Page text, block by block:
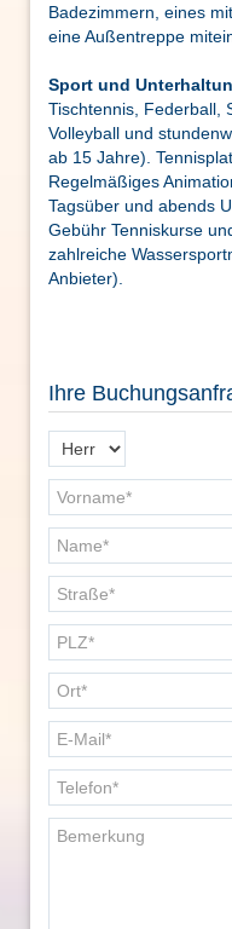
Badezimmern, eines
eine Außentreppe
Sport und
Tischtennis, Federball,
Volleyball und
ab 15 Jahre).
Regelmäßiges
Tagsüber und abends
Gebühr Tenniskurse
zahlreiche
Anbieter).
Ihre